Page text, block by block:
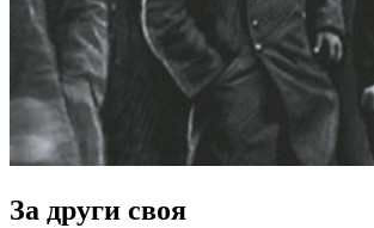
За други своя